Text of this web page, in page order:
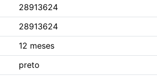
28913624
28913624
12 meses
preto